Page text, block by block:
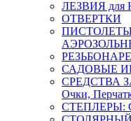
ЛЕЗВИЯ
ОТВЕРТКИ
САДОВЫЕ
СРЕДСТВА
Очки,
СТЕПЛЕРЫ: